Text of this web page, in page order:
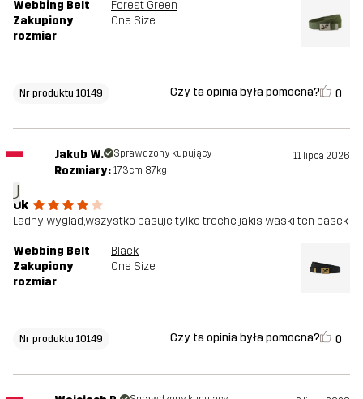
Webbing Belt
Forest Green
Zakupiony
rozmiar
One Size
Nr produktu 10149 Czy ta opinia była pomocna? 0
J
Jakub W. Sprawdzony kupujący 11 lipca 2026
Rozmiary: 173cm, 87kg
Ok
Ladny wyglad,wszystko pasuje tylko troche jakis waski ten pasek
Webbing Belt
Black
Zakupiony
rozmiar
One Size
Nr produktu 10149 Czy ta opinia była pomocna? 0